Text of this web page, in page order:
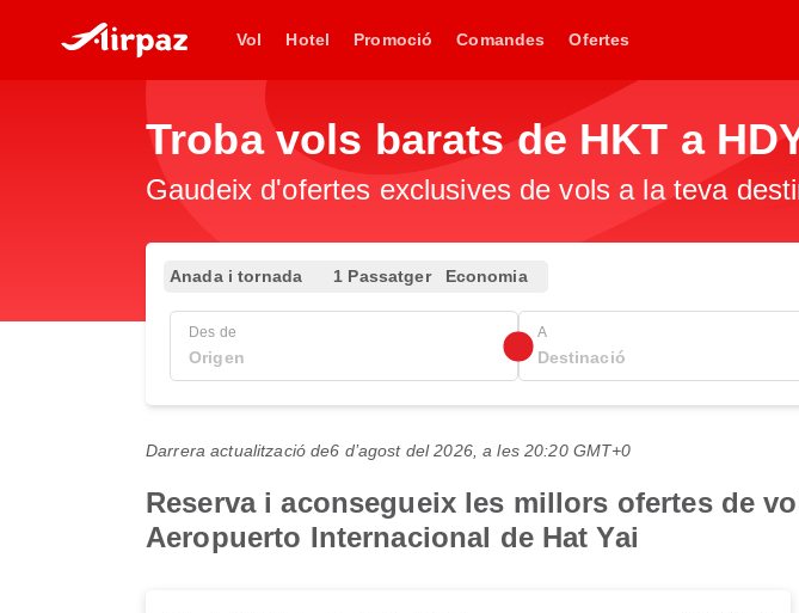
Vol Hotel Promoció Comandes Ofertes
Troba vols barats de HKT a
Gaudeix d'ofertes exclusives de vols a la teva
Anada i tornada 1 Passatger Economia
Des de A
Darrera actualització de6 d’agost del 2026, a les 20:20 GMT+0
Reserva i aconsegueix les millors ofertes de
Aeropuerto Internacional de Hat Yai